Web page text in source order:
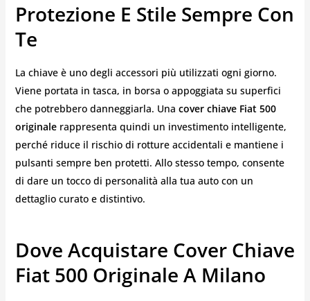
Protezione E Stile Sempre Con
Te
La chiave è uno degli accessori più utilizzati ogni giorno.
Viene portata in tasca, in borsa o appoggiata su superfici
che potrebbero danneggiarla. Una cover chiave Fiat 500
originalerappresenta quindi un investimento intelligente,
perché riduce il rischio di rotture accidentali e mantiene i
pulsanti sempre ben protetti. Allo stesso tempo, consente
di dare un tocco di personalità alla tua auto con un
dettaglio curato e distintivo.
Dove Acquistare Cover Chiave
Fiat 500 Originale A Milano